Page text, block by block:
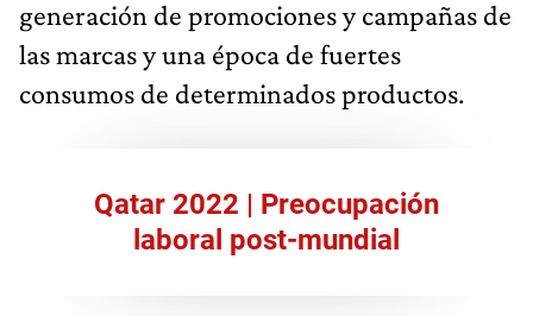
generación de promociones y campañas de
las marcas y una época de fuertes
consumos de determinados productos.
Qatar 2022 | Preocupación
laboral post-mundial